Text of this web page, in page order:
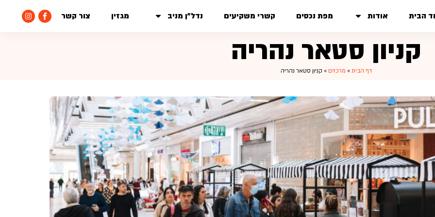
הבית אודות מפת נכסים קשרי משקיעים נדל״ן מניב מגזין צור קשר
קניון סטאר נהריה
דף הבית» מרכזים» קניון סטאר נהריה